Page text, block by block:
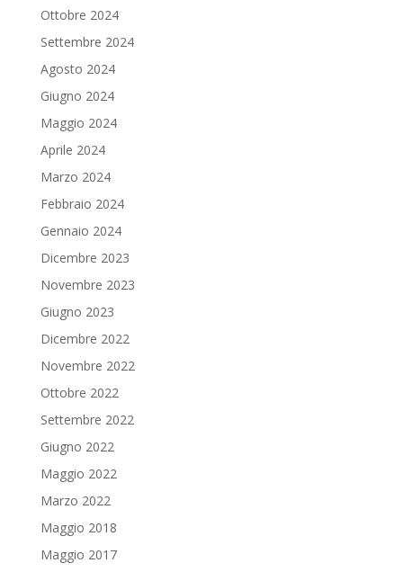
Ottobre 2024
Settembre 2024
Agosto 2024
Giugno 2024
Maggio 2024
Aprile 2024
Marzo 2024
Febbraio 2024
Gennaio 2024
Dicembre 2023
Novembre 2023
Giugno 2023
Dicembre 2022
Novembre 2022
Ottobre 2022
Settembre 2022
Giugno 2022
Maggio 2022
Marzo 2022
Maggio 2018
Maggio 2017